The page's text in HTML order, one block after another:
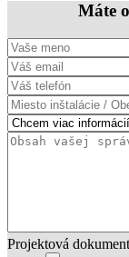
Máte
Projektová